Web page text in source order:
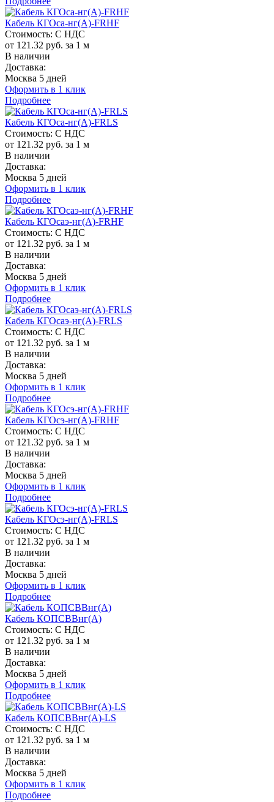
Кабель КГОса-нг(A)-FRHF
Стоимость: С НДС
от 121.32 руб. за 1 м
В наличии
Доставка:
Москва 5 дней
Оформить в 1 клик
Подробнее
Кабель КГОса-нг(A)-FRLS
Стоимость: С НДС
от 121.32 руб. за 1 м
В наличии
Доставка:
Москва 5 дней
Оформить в 1 клик
Подробнее
Кабель КГОсаэ-нг(A)-FRHF
Стоимость: С НДС
от 121.32 руб. за 1 м
В наличии
Доставка:
Москва 5 дней
Оформить в 1 клик
Подробнее
Кабель КГОсаэ-нг(A)-FRLS
Стоимость: С НДС
от 121.32 руб. за 1 м
В наличии
Доставка:
Москва 5 дней
Оформить в 1 клик
Подробнее
Кабель КГОсэ-нг(A)-FRHF
Стоимость: С НДС
от 121.32 руб. за 1 м
В наличии
Доставка:
Москва 5 дней
Оформить в 1 клик
Подробнее
Кабель КГОсэ-нг(A)-FRLS
Стоимость: С НДС
от 121.32 руб. за 1 м
В наличии
Доставка:
Москва 5 дней
Оформить в 1 клик
Подробнее
Кабель КОПСВВнг(A)
Стоимость: С НДС
от 121.32 руб. за 1 м
В наличии
Доставка:
Москва 5 дней
Оформить в 1 клик
Подробнее
Кабель КОПСВВнг(A)-LS
Стоимость: С НДС
от 121.32 руб. за 1 м
В наличии
Доставка:
Москва 5 дней
Оформить в 1 клик
Подробнее